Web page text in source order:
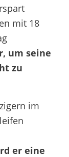
mit 18
um seine
zu
im
er eine